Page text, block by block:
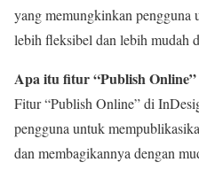
yang memungkinkan
lebih fleksibel dan lebih mudah
Apa itu fitur “Publish
Fitur “Publish Online” di
pengguna untuk
dan membagikannya dengan